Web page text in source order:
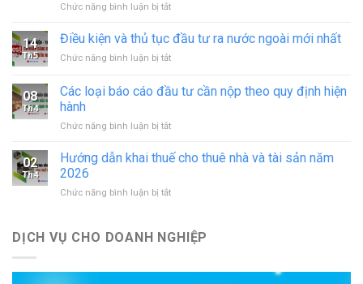
động
–
ký
động
nhất
Chức năng bình luận bị tắtở
tục
nhập
nghiệp
định
nhất
14
Th5
Điều kiện và thủ tục đầu tư ra nước ngoài mới nhất
Chức năng bình luận bị tắtở
kiện
và
tục
tư
ngoài
08
Th4
Các loại báo cáo đầu tư cần nộp theo quy định hiện
hành
Chức năng bình luận bị tắtở
loại
đầu
nộp
02
Th4
Hướng dẫn khai thuế cho thuê nhà và tài sản năm
2026
Chức năng bình luận bị tắtở
khai
thuê
DỊCH VỤ CHO DOANH NGHIỆP